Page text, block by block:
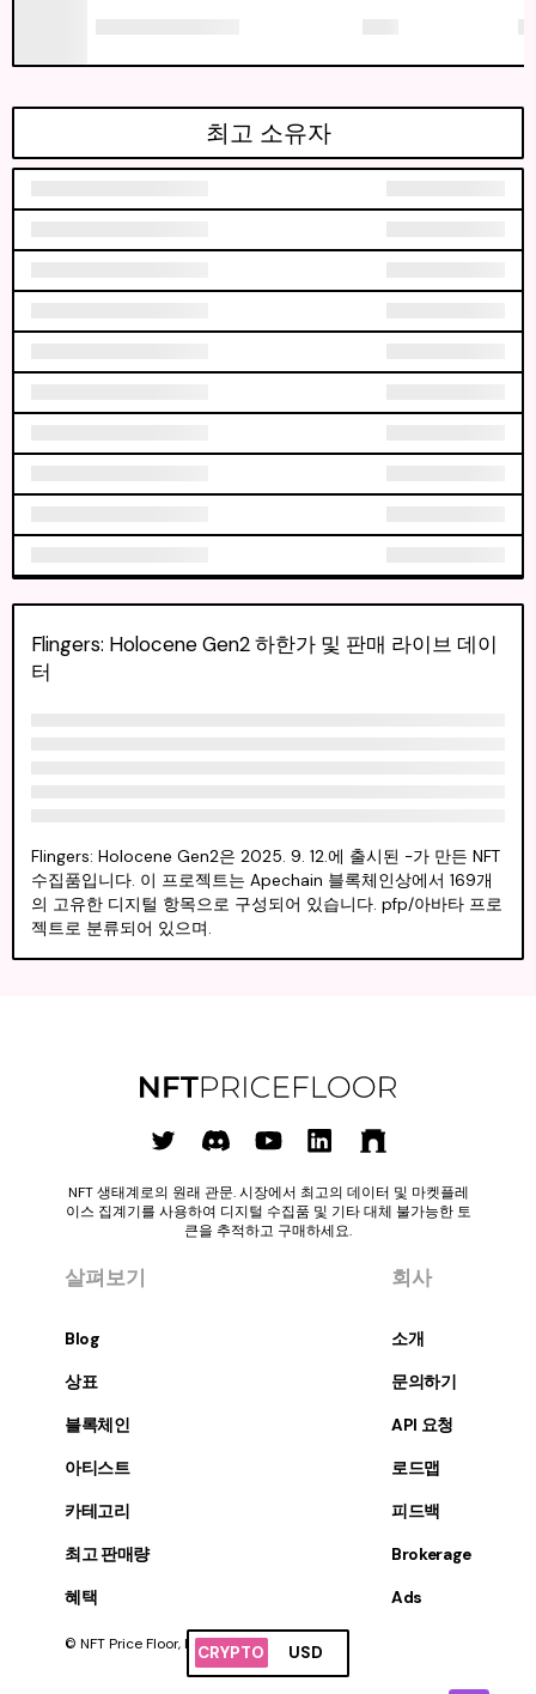
CRYPTO USD
Flingers: Holocene Gen2 하한가 및 판매 라이브 데이
터
Flingers: Holocene Gen2은 2025. 9. 12.에 출시된 -가 만든 NFT
수집품입니다. 이 프로젝트는 Apechain 블록체인상에서 169개
의 고유한 디지털 항목으로 구성되어 있습니다. pfp/아바타 프로
젝트로 분류되어 있으며.
최고 소유자
NFT 생태계로의 원래 관문. 시장에서 최고의 데이터 및 마켓플레
이스 집계기를 사용하여 디지털 수집품 및 기타 대체 불가능한 토
큰을 추적하고 구매하세요.
살펴보기
Blog
상표
블록체인
아티스트
카테고리
최고 판매량
혜택
회사
소개
문의하기
API 요청
로드맵
피드백
Brokerage
Ads
© NFT Price Floor, Inc. 판권 소유.